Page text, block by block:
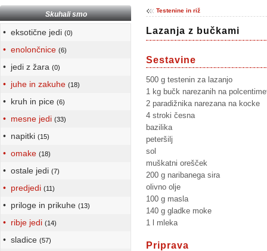
Skuhali smo
• eksotične jedi (0)
• enolončnice (6)
• jedi z žara (0)
• juhe in zakuhe (18)
• kruh in pice (6)
• mesne jedi (33)
• napitki (15)
• omake (18)
• ostale jedi (7)
• predjedi (11)
• priloge in prikuhe (13)
• ribje jedi (14)
• sladice (57)
Testenine in riž
Lazanja z bučkami
Sestavine
500 g testenin za lazanjo
1 kg bučk narezanih na
2 paradižnika narezana na kocke
4 stroki česna
bazilika
peteršilj
sol
muškatni orešček
200 g naribanega sira
olivno olje
100 g masla
140 g gladke moke
1 l mleka
Priprava